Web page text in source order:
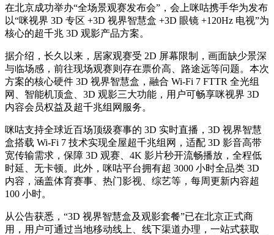
在北京成功举办“全场景观赛发布会”，会上咪咕携手华为发布
以“咪视界 3D 专区 +3D 视界智慧盒 +3D 眼镜 +120Hz 电视”为
核心的超千兆 3D 观影产品方案。
据介绍，长久以来，居家观赛受 2D 屏幕限制，画面缺少景深
与临场感，前往现场观赛则存在票价高、路途远等问题。本次
方案的核心硬件 3D 视界智慧盒，融合 Wi-Fi 7 FTTR 全光组
网、智能机顶盒、3D 观影三大功能，用户可畅享咪视界 3D
内容会员权益及超千兆组网服务。
咪咕支持全球近百场顶级赛事的 3D 实时直播，3D 视界智慧
盒搭载 Wi-Fi 7 技术实现全屋超千兆组网，适配 3D 影音高带
宽传输需求，保障 3D 观赛、4K 影片秒开流畅播放，全程低
时延、无卡顿。此外，咪咕平台拥有超 3000 小时全品类 3D
内容，涵盖体育赛事、热门影视、综艺等，每周更新内容超
100 小时。
从公告获悉，“3D 视界智慧盒及观影套餐”已在北京正式商
用，用户可通过当地移动线上、线下渠道办理，一站式获取